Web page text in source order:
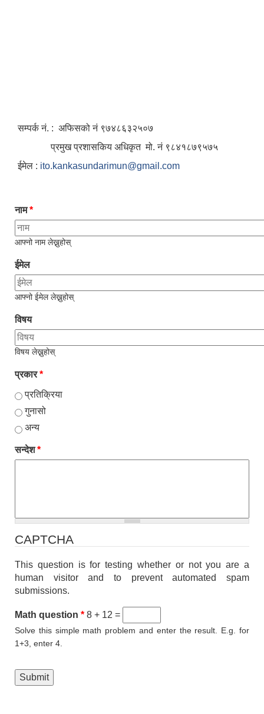
सम्पर्क नं. : अफिसको नं ९७४८६३२५०७
प्रमुख प्रशासकिय अधिकृत मो. नं ९८४१८७९५७५
ईमेल : ito.kankasundarimun@gmail.com
नाम*
आफ्नो नाम लेख्नुहोस्
ईमेल
आफ्नो ईमेल लेख्नुहोस्
विषय
विषय लेख्नुहोस्
प्रकार*
प्रतिक्रिया
गुनासो
अन्य
सन्देश*
CAPTCHA
This question is for testing whether or not you are a
human visitor and to prevent automated spam
submissions.
Math question * 8 + 12 =
Solve this simple math problem and enter the result. E.g. for
1+3, enter 4.